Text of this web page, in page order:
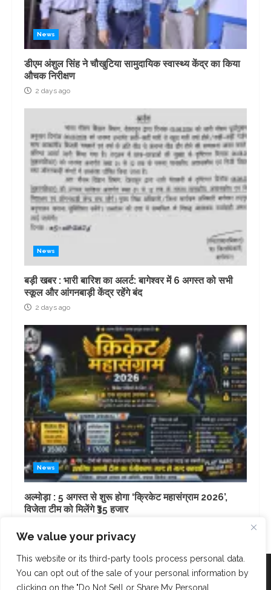
We value your privacy
This website or its third-party tools process personal data.
You can opt out of the sale of your personal information by
clicking on the "Do Not Sell or Share My Personal
News
डीएम अंशुल सिंह ने चौखुटिया सामुदायिक स्वास्थ्य केंद्र का किया
औचक निरीक्षण
2 days ago
News
बड़ी खबर : भारी बारिश का अलर्ट: बागेश्वर में 6 अगस्त को सभी
स्कूल और आंगनबाड़ी केंद्र रहेंगे बंद
2 days ago
News
अल्मोड़ा : 5 अगस्त से शुरू होगा ‘क्रिकेट महासंग्राम 2026’,
विजेता टीम को मिलेंगे ₹35 हजार
FacebookInstagram
Twitter